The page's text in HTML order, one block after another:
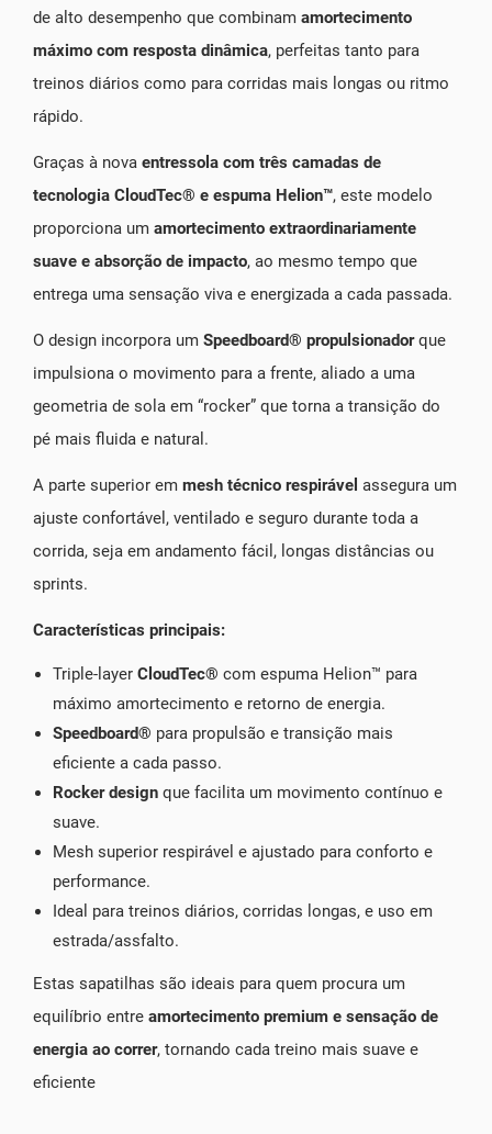
de alto desempenho que combinam amortecimento
máximo com resposta dinâmica, perfeitas tanto para
treinos diários como para corridas mais longas ou ritmo
rápido.
Graças à nova entressola com três camadas de
tecnologia CloudTec® e espuma Helion™, este modelo
proporciona um amortecimento extraordinariamente
suave e absorção de impacto, ao mesmo tempo que
entrega uma sensação viva e energizada a cada passada.
O design incorpora um Speedboard® propulsionadorque
impulsiona o movimento para a frente, aliado a uma
geometria de sola em “rocker” que torna a transição do
pé mais fluida e natural.
A parte superior em mesh técnico respirável assegura um
ajuste confortável, ventilado e seguro durante toda a
corrida, seja em andamento fácil, longas distâncias ou
sprints.
Características principais:
Triple‑layer CloudTec® com espuma Helion™ para
máximo amortecimento e retorno de energia.
Speedboard® para propulsão e transição mais
eficiente a cada passo.
Rocker design que facilita um movimento contínuo e
suave.
Mesh superior respirável e ajustado para conforto e
performance.
Ideal para treinos diários, corridas longas, e uso em
estrada/assfalto.
Estas sapatilhas são ideais para quem procura um
equilíbrio entre amortecimento premium e sensação de
energia ao correr, tornando cada treino mais suave e
eficiente